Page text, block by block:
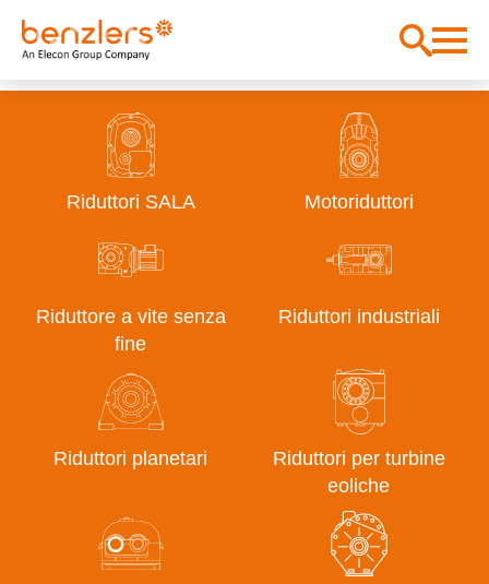
Riduttori SALA Motoriduttori
Riduttore a vite senza
fine
Riduttori industriali
Riduttori planetari
Riduttori per turbine
eoliche